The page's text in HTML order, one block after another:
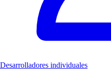
Desarrolladores individuales